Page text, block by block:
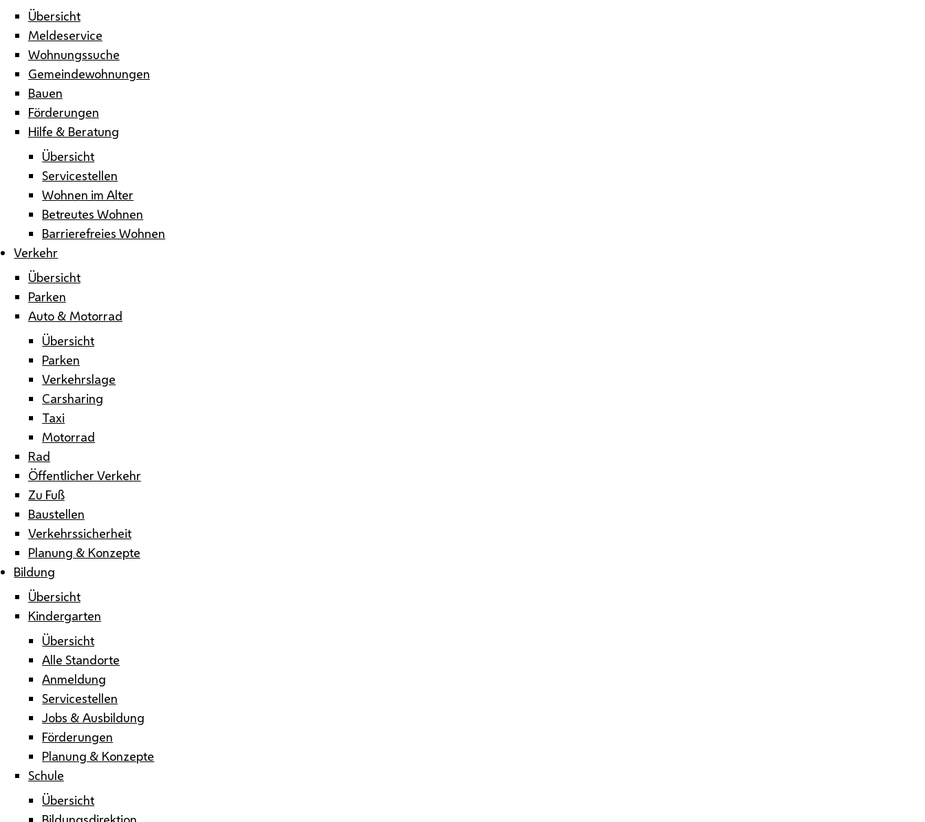
Übersicht
Meldeservice
Wohnungssuche
Gemeindewohnungen
Bauen
Förderungen
Hilfe & Beratung
Übersicht
Servicestellen
Wohnen im Alter
Betreutes Wohnen
Barrierefreies Wohnen
Verkehr
Übersicht
Parken
Auto & Motorrad
Übersicht
Parken
Verkehrslage
Carsharing
Taxi
Motorrad
Rad
Öffentlicher Verkehr
Zu Fuß
Baustellen
Verkehrssicherheit
Planung & Konzepte
Bildung
Übersicht
Kindergarten
Übersicht
Alle Standorte
Anmeldung
Servicestellen
Jobs & Ausbildung
Förderungen
Planung & Konzepte
Schule
Übersicht